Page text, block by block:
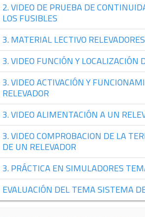
2. VIDEO DE PRUEBA DE
LOS FUSIBLES
3. MATERIAL LECTIVO RELEVADORES
3. VIDEO FUNCIÓN Y LOCALIZACIÓN
3. VIDEO ACTIVACIÓN Y
RELEVADOR
3. VIDEO ALIMENTACIÓN A UN
3. VIDEO COMPROBACION DE LA
DE UN RELEVADOR
3. PRÁCTICA EN SIMULADORES
EVALUACIÓN DEL TEMA SISTEMA